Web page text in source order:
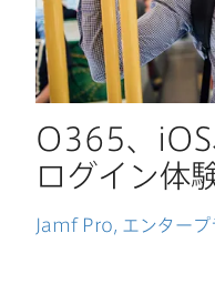
O365、 iOS
ログイン体
Jamf Pro エンター